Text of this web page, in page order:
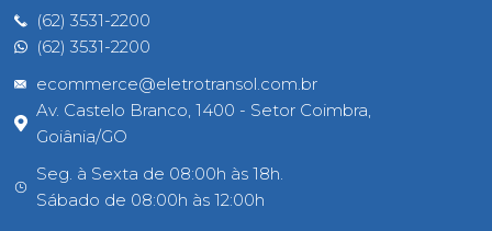
(62) 3531-2200
(62) 3531-2200
ecommerce@eletrotransol.com.br
Av. Castelo Branco, 1400 - Setor Coimbra,
Goiânia/GO
Seg. à Sexta de 08:00h às 18h.
Sábado de 08:00h às 12:00h